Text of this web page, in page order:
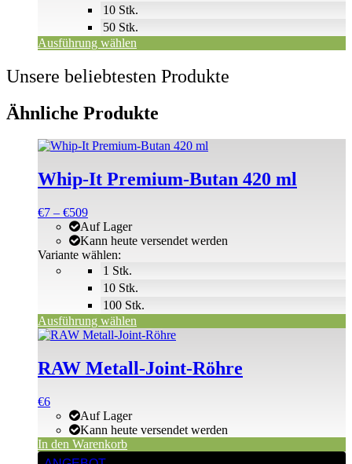
10 Stk.
50 Stk.
Ausführung wählen
gewählt
werden
Unsere beliebtesten Produkte
Ähnliche Produkte
Whip-It Premium-Butan 420 ml
€7 – €509Preisspanne:
€7
bis
€509
1 Stk.
10 Stk.
100 Stk.
Auf Lager
Kann heute versendet werden
Variante wählen:
Ausführung wählen
Dieses
weist
mehrere
auf.
Optionen
können
Produktseite
gewählt
werden
RAW Metall-Joint-Röhre
€6
Auf Lager
Kann heute versendet werden
In den Warenkorb